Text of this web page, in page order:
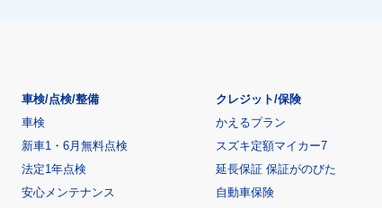
車検/点検/整備
車検
新車1・6月無料点検
法定1年点検
安心メンテナンス
クレジット/保険
かえるプラン
スズキ定額マイカー7
延長保証 保証がのびた
自動車保険